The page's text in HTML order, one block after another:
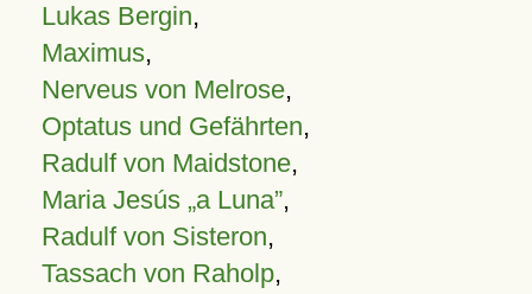
Lukas Bergin,
Maximus,
Nerveus von Melrose,
Optatus und Gefährten,
Radulf von Maidstone,
Maria Jesús „a Luna”,
Radulf von Sisteron,
Tassach von Raholp,